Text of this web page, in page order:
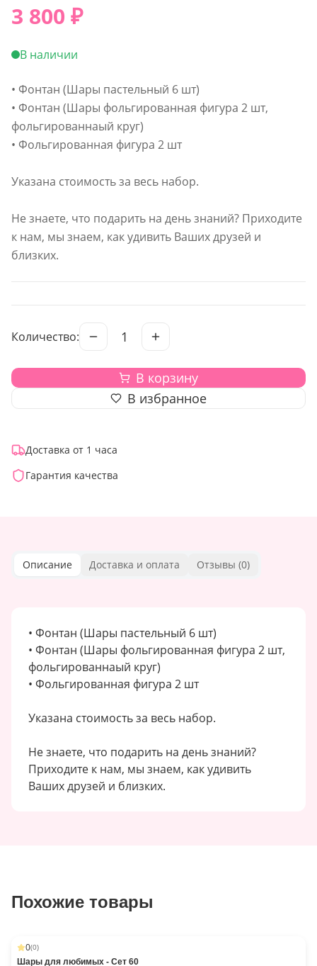
3 800 ₽
В наличии
• Фонтан (Шары пастельный 6 шт)
• Фонтан (Шары фольгированная фигура 2 шт,
фольгированнаый круг)
• Фольгированная фигура 2 шт
Указана стоимость за весь набор.
Не знаете, что подарить на день знаний? Приходите
к нам, мы знаем, как удивить Ваших друзей и
близких.
Количество: 1
В корзину
В избранное
Доставка от 1 часа
Гарантия качества
Описание Доставка и оплата Отзывы (0)
• Фонтан (Шары пастельный 6 шт)
• Фонтан (Шары фольгированная фигура 2 шт,
фольгированнаый круг)
• Фольгированная фигура 2 шт
Указана стоимость за весь набор.
Не знаете, что подарить на день знаний?
Приходите к нам, мы знаем, как удивить
Ваших друзей и близких.
Похожие товары
0(0)
Шары для любимых - Сет 60